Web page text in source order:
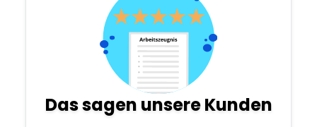
Das sagen unsere Kunden